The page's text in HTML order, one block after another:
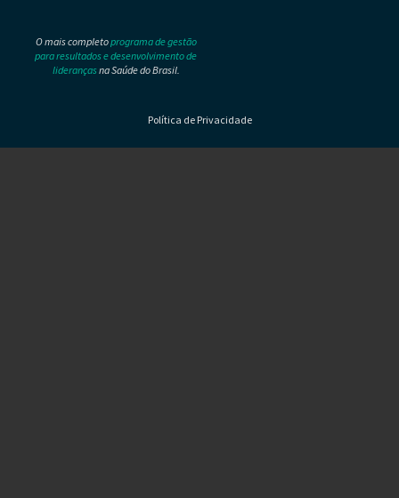
O mais completoprograma de gestão
para resultados e desenvolvimento de
liderançasna Saúde do Brasil.
Política de Privacidade